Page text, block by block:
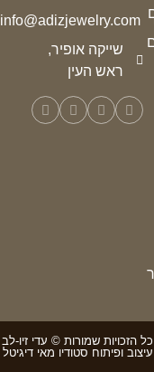
info@adizjewelry.com
שייקה אופיר,
ראש העין
כל הזכויות שמורות © עדי זיו-לב
עיצוב ופיתוח סטודיו מאי דיגיטל